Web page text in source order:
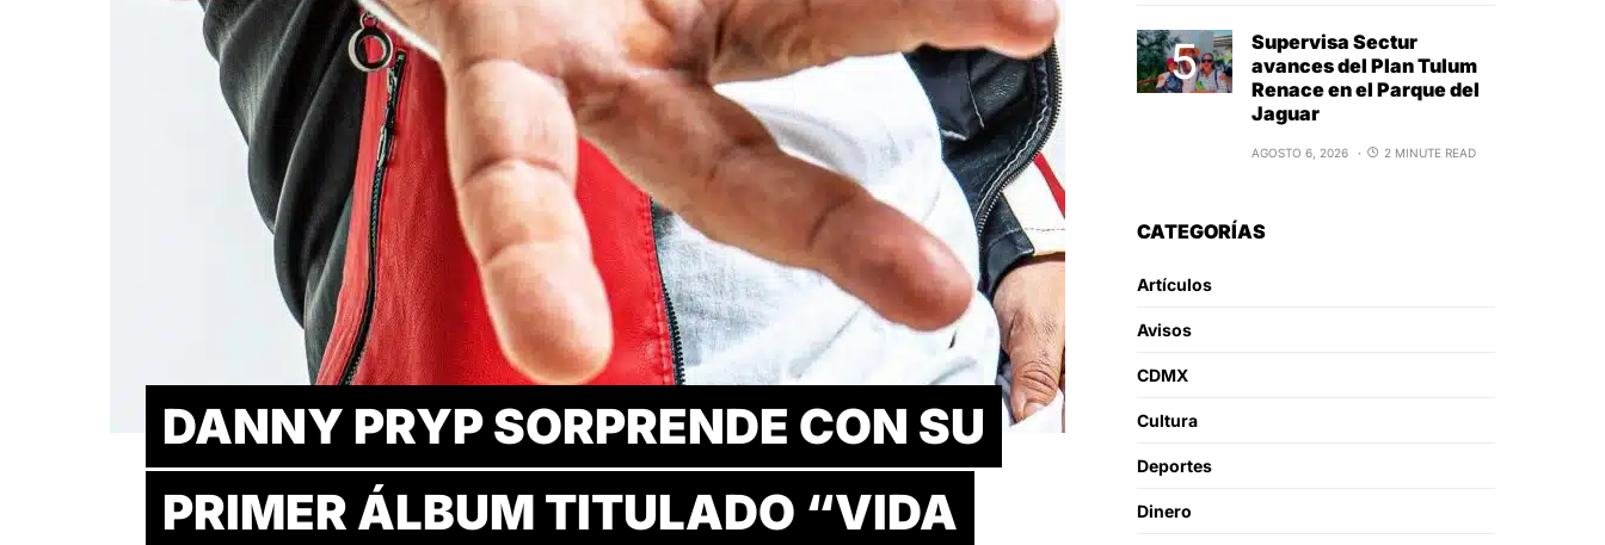
DANNY PRYP SORPRENDE CON SU
PRIMER ÁLBUM TITULADO “VIDA
Supervisa Sectur
avances del Plan Tulum
Renace en el Parque del
Jaguar
AGOSTO 6, 2026 2 MINUTE READ
CATEGORÍAS
Artículos
Avisos
CDMX
Cultura
Deportes
Dinero